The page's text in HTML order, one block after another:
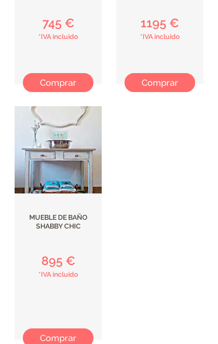
745 €
*IVA incluido
Comprar
1195 €
*IVA incluido
Comprar
MUEBLE DE BAÑO
SHABBY CHIC
895 €
*IVA incluido
Comprar